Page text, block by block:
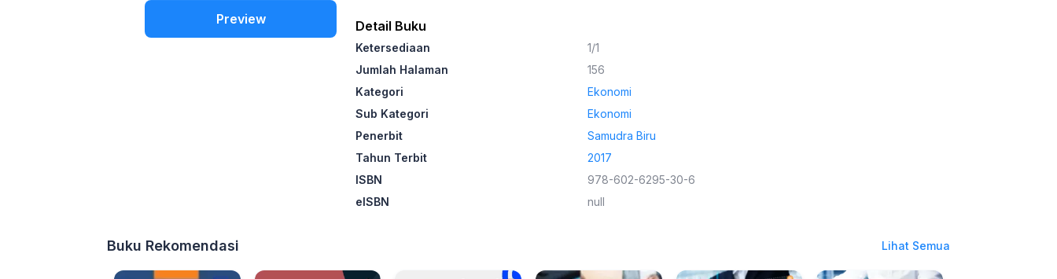
Preview Detail Buku
Ketersediaan
1/1
Jumlah Halaman
156
Kategori
Ekonomi
Sub Kategori
Ekonomi
Penerbit
Samudra Biru
Tahun Terbit
2017
ISBN
978-602-6295-30-6
eISBN
null
Buku Rekomendasi Lihat Semua